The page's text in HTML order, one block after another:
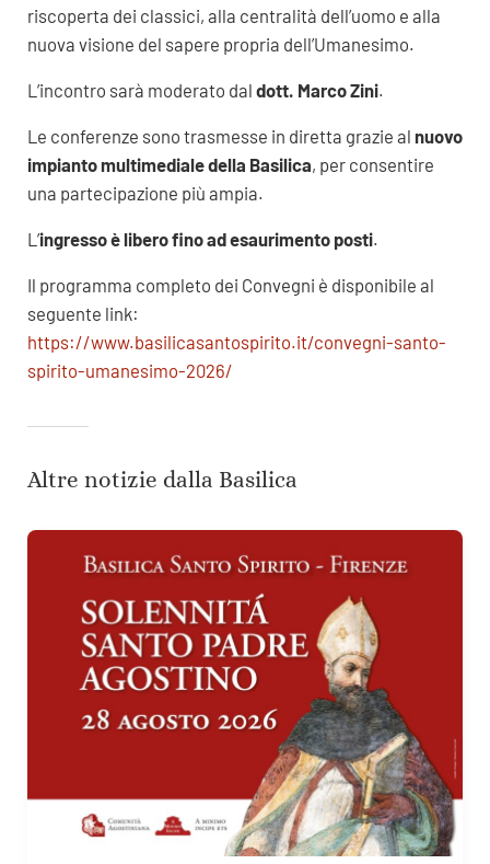
riscoperta dei classici, alla centralità dell’uomo e alla
nuova visione del sapere propria dell’Umanesimo.
L’incontro sarà moderato dal dott. Marco Zini.
Le conferenze sono trasmesse in diretta grazie al nuovo
impianto multimediale della Basilica, per consentire
una partecipazione più ampia.
L’ingresso è libero fino ad esaurimento posti.
Il programma completo dei Convegni è disponibile al
seguente link:
https://www.basilicasantospirito.it/convegni-santo-
spirito-umanesimo-2026/
Altre notizie dalla Basilica